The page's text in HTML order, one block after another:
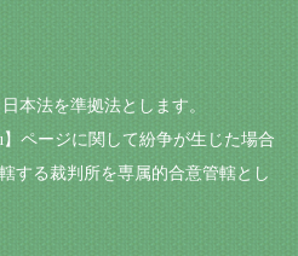
本法を準拠法とします。
ページに関して紛争が生じた場合
する裁判所を専属的合意管轄とし